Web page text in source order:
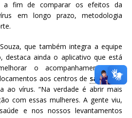
a fim de comparar os efeitos da
em longo prazo, metodologia
que também integra a equipe
destaca ainda o aplicativo que está
o acompanhamento das
aos centros de saúde e a
ao vírus. “Na verdade é abrir mais
com essas mulheres. A gente viu,
e nos nossos levantamentos